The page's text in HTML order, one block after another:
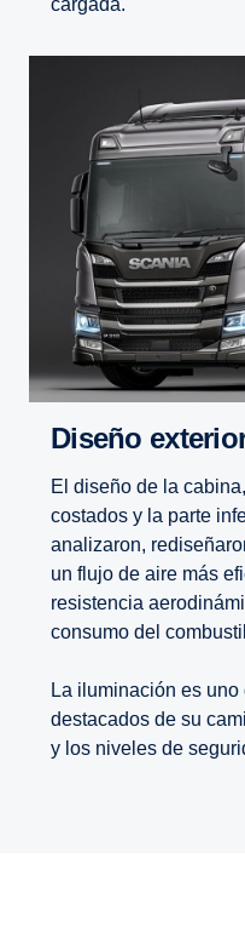
cargada.
Diseño
El diseño de la
costados y la parte
analizaron,
un flujo de aire más
resistencia
consumo del
La iluminación es
destacados de su
y los niveles de